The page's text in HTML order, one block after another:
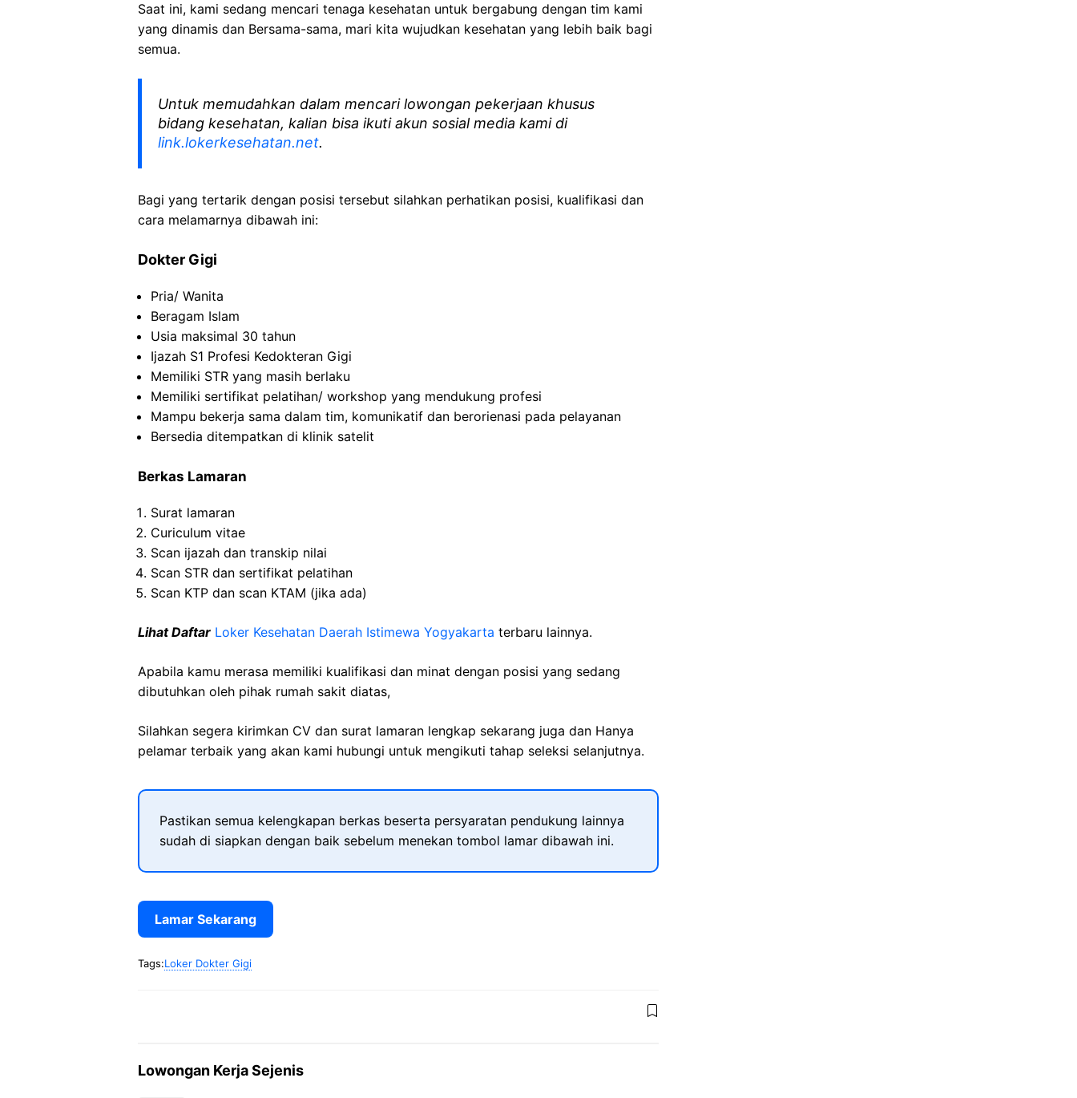
Saat ini, kami sedang mencari tenaga kesehatan untuk bergabung dengan tim kami
yang dinamis dan Bersama-sama, mari kita wujudkan kesehatan yang lebih baik bagi
semua.
Untuk memudahkan dalam mencari lowongan pekerjaan khusus
bidang kesehatan, kalian bisa ikuti akun sosial media kami di
link.lokerkesehatan.net.
Bagi yang tertarik dengan posisi tersebut silahkan perhatikan posisi, kualifikasi dan
cara melamarnya dibawah ini:
Dokter Gigi
Pria/ Wanita
Beragam Islam
Usia maksimal 30 tahun
Ijazah S1 Profesi Kedokteran Gigi
Memiliki STR yang masih berlaku
Memiliki sertifikat pelatihan/ workshop yang mendukung profesi
Mampu bekerja sama dalam tim, komunikatif dan berorienasi pada pelayanan
Bersedia ditempatkan di klinik satelit
Berkas Lamaran
Surat lamaran
Curiculum vitae
Scan ijazah dan transkip nilai
Scan STR dan sertifikat pelatihan
Scan KTP dan scan KTAM (jika ada)
Lihat Daftar Loker Kesehatan Daerah Istimewa Yogyakarta terbaru lainnya.
Apabila kamu merasa memiliki kualifikasi dan minat dengan posisi yang sedang
dibutuhkan oleh pihak rumah sakit diatas,
Silahkan segera kirimkan CV dan surat lamaran lengkap sekarang juga dan Hanya
pelamar terbaik yang akan kami hubungi untuk mengikuti tahap seleksi selanjutnya.
Pastikan semua kelengkapan berkas beserta persyaratan pendukung lainnya
sudah di siapkan dengan baik sebelum menekan tombol lamar dibawah ini.
Lamar Sekarang
Tags:Loker Dokter Gigi
Lowongan Kerja Sejenis